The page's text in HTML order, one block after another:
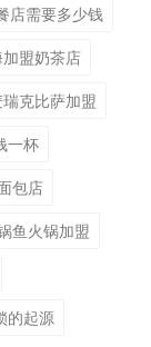
店需要多少钱
加盟奶茶店
瑞克比萨加盟
一杯
包店
鱼火锅加盟
的起源